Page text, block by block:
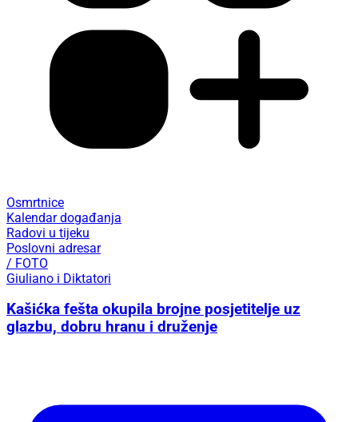
Osmrtnice
Kalendar događanja
Radovi u tijeku
Poslovni adresar
/ FOTO
Giuliano i Diktatori
Kašićka fešta okupila brojne posjetitelje uz
glazbu, dobru hranu i druženje